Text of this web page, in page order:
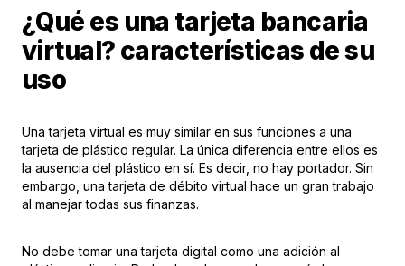
¿Qué es una tarjeta bancaria
virtual? características de su
uso
Una tarjeta virtual es muy similar en sus funciones a una
tarjeta de plástico regular. La única diferencia entre ellos es
la ausencia del plástico en sí. Es decir, no hay portador. Sin
embargo, una tarjeta de débito virtual hace un gran trabajo
al manejar todas sus finanzas.
No debe tomar una tarjeta digital como una adición al